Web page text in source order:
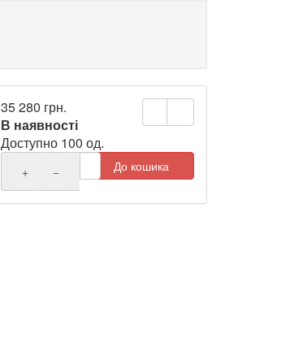
35 280 грн.
В наявності
Доступно 100 од.
+ − До кошика